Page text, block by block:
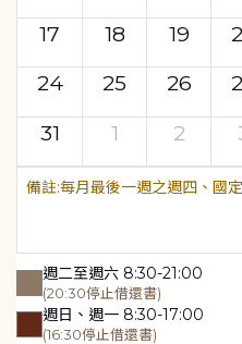
17
18 19
24
25 26
31
1 2
每月最後一週之週四、國
週二至週六 8:30-21:00
(20:30停止借還書)
週日、週一 8:30-17:00
(16:30停止借還書)